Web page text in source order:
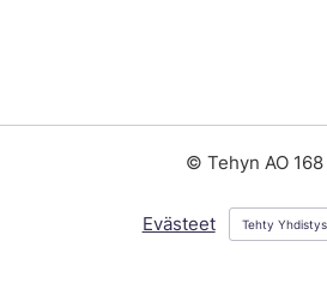
© Tehyn AO 168
Evästeet Tehty